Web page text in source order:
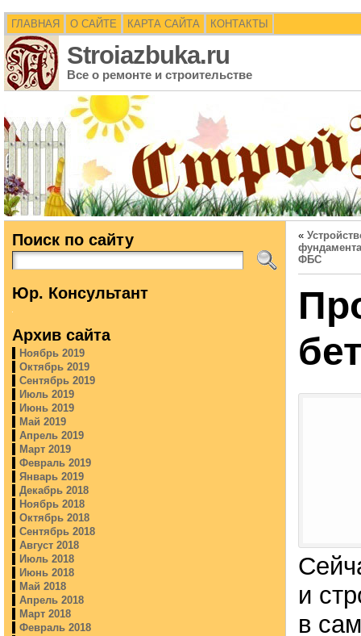
ГЛАВНАЯ О САЙТЕ КАРТА САЙТА КОНТАКТЫ
Stroiazbuka.ru
Все о ремонте и строительстве
Поиск по сайту
Юр. Консультант
Архив сайта
Ноябрь 2019
Октябрь 2019
Сентябрь 2019
Июль 2019
Июнь 2019
Май 2019
Апрель 2019
Март 2019
Февраль 2019
Январь 2019
Декабрь 2018
Ноябрь 2018
Октябрь 2018
Сентябрь 2018
Август 2018
Июль 2018
Июнь 2018
Май 2018
Апрель 2018
Март 2018
Февраль 2018
«
ФБС
и
в